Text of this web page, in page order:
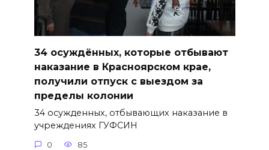
34 осуждённых, которые отбывают
наказание в Красноярском крае,
получили отпуск с выездом за
пределы колонии
34 осужденных, отбывающих наказание в
учреждениях ГУФСИН
0 85